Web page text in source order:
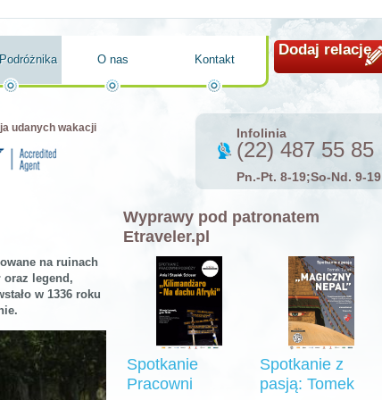
Dodaj relację
O nas Kontakt
udanych wakacji
na ruinach
oraz legend,
w 1336 roku
Infolinia
(22) 487 55 85
Pn.-Pt. 8-19;So-Nd. 9-19
Wyprawy pod patronatem
Etraveler.pl
Spotkanie
Pracowni
Spotkanie z
pasją: Tomek